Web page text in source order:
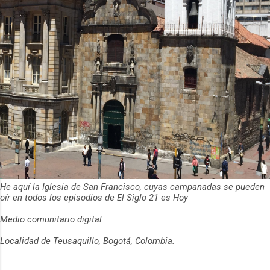
He aquí la Iglesia de San Francisco, cuyas campanadas se pueden
oír en todos los episodios de El Siglo 21 es Hoy
Medio comunitario digital
Localidad de Teusaquillo, Bogotá, Colombia.